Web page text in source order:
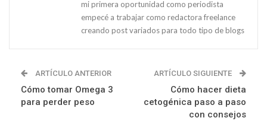
mi primera oportunidad como periodista
empecé a trabajar como redactora freelance
creando post variados para todo tipo de blogs
ARTÍCULO ANTERIOR
Cómo tomar Omega 3
para perder peso
ARTÍCULO SIGUIENTE
Cómo hacer dieta
cetogénica paso a paso
con consejos